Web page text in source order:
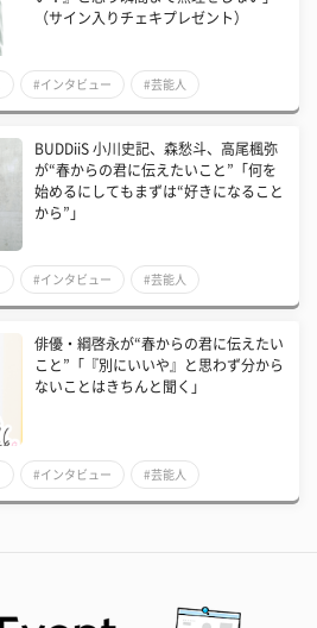
（サイン入りチェキプレゼント）
#インタビュー #芸能人
BUDDiiS 小川史記、森愁斗、高尾楓弥
が“春からの君に伝えたいこと”「何を
始めるにしてもまずは“好きになること
から”」
#インタビュー #芸能人
俳優・綱啓永が“春からの君に伝えたい
こと”「『別にいいや』と思わず分から
ないことはきちんと聞く」
#インタビュー #芸能人